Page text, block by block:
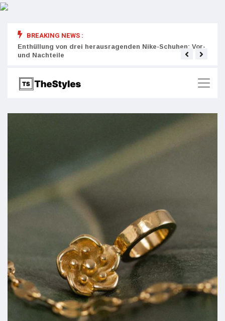
BREAKING NEWS :
Enthüllung von drei herausragenden Nike-Schuhen: Vor-
und Nachteile